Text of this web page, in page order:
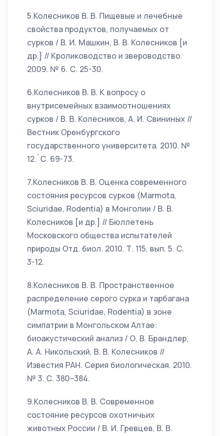
5.Колесников В. В. Пищевые и лечебные
свойства продуктов, получаемых от
сурков / В. И. Машкин, В. В. Колесников [и
др.] // Кролиководство и звероводство.
2009. № 6. С. 25-30.
6.Колесников В. В. К вопросу о
внутрисемейных взаимоотношениях
сурков / В. В. Колесников, А. И. Свининых //
Вестник Оренбургского
государственного университета. 2010. №
12.`С. 69-73.
7.Колесников В. В. Оценка современного
состояния ресурсов сурков (Marmota,
Sciuridae, Rodentia) в Монголии / В. В.
Колесников [и др.] // Бюллетень
Московского общества испытателей
природы Отд. биол. 2010. Т. 115, вып. 5. С.
3-12.
8.Колесников В. В. Пространственное
распределение серого сурка и тарбагана
(Marmota, Sciuridae, Rodentia) в зоне
симпатрии в Монгольском Алтае:
биоакустический анализ / О. В. Брандлер,
А. А. Никольский, В. В. Колесников //
Известия РАН. Серия биологическая. 2010.
№ 3. С. 380–384.
9.Колесников В. В. Современное
состояние ресурсов охотничьих
животных России / В. И. Гревцев, В. В.